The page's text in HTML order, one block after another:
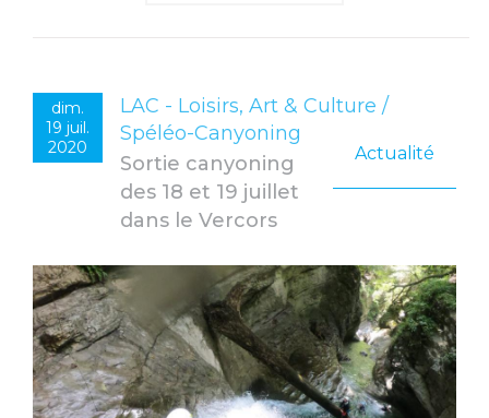
dim.
19 juil.
2020
LAC - Loisirs, Art & Culture /
Spéléo-Canyoning
Actualité
Sortie canyoning
des 18 et 19 juillet
dans le Vercors